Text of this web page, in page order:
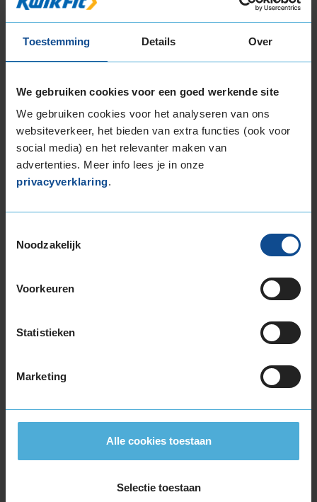
Toestemming Details Over
We gebruiken cookies voor een goed werkende site
We gebruiken cookies voor het analyseren van ons
websiteverkeer, het bieden van extra functies (ook voor
social media) en het relevanter maken van
advertenties. Meer info lees je in onze
privacyverklaring.
Noodzakelijk
Voorkeuren
Statistieken
Marketing
Alle cookies toestaan
Selectie toestaan
195/55R16 91V EXTRALOAD
195/65R16 92V
205/45R16 83H
205/55R16 91V
205/55R16 91W
205/55R16 94H EXTRALOAD
205/55R16 94V EXTRALOAD
205/60R16 92H
205/60R16 92V
215/55R16 93V
215/55R16 97W EXTRALOAD
215/65R16 102V EXTRALOAD
225/60R16 102W EXTRALOAD